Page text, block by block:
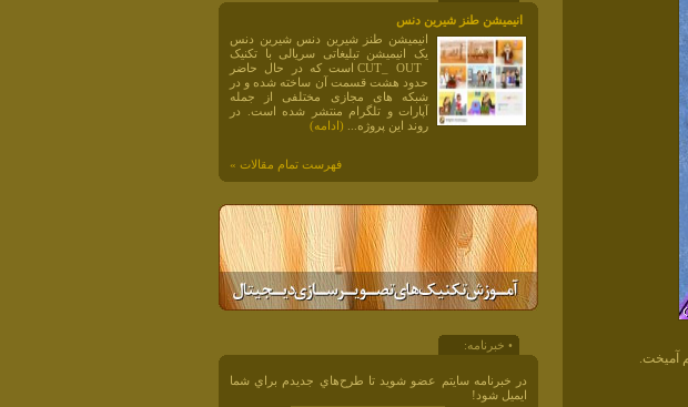
آمیخت.
انیمیشن طنز شیرین دنس
انیمیشن طنز شیرین دنس شیرین دنس
یک انیمیشن تبلیغاتی سریالی با تکنیک
CUT_ OUT است که در حال حاضر
حدود هشت قسمت آن ساخته شده و در
شبکه های مجازی مختلفی از جمله
آپارات و تلگرام منتشر شده است. در
روند این پروژه... (ادامه)
فهرست تمام مقالات »
• خبرنامه:
در خبرنامه سايتم عضو شويد تا طرح‌هاي جديدم براي شما
ايميل شود!